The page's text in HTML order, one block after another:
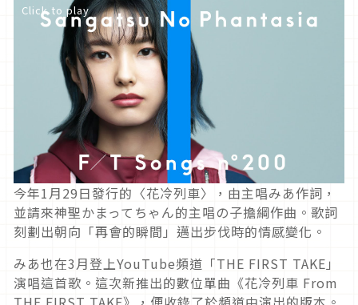
Click to play
今年1月29日發行的〈花冷列車〉，由主唱みあ作詞，
並請來神聖かまってちゃん的主唱の子擔綱作曲。歌詞
刻劃出朝向「再會的瞬間」邁出步伐時的情感變化。
みあ也在3月登上YouTube頻道「THE FIRST TAKE」
演唱這首歌。這次新推出的數位單曲《花冷列車 From